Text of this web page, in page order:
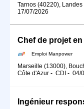
Tarnos (40220),
17/07/2026
Emploi Manpower
Marseille (13000),
Côte d'Azur - CDI - 04/